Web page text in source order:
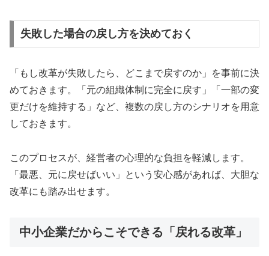
失敗した場合の戻し方を決めておく
「もし改革が失敗したら、どこまで戻すのか」を事前に決
めておきます。「元の組織体制に完全に戻す」「一部の変
更だけを維持する」など、複数の戻し方のシナリオを用意
しておきます。
このプロセスが、経営者の心理的な負担を軽減します。
「最悪、元に戻せばいい」という安心感があれば、大胆な
改革にも踏み出せます。
中小企業だからこそできる「戻れる改革」